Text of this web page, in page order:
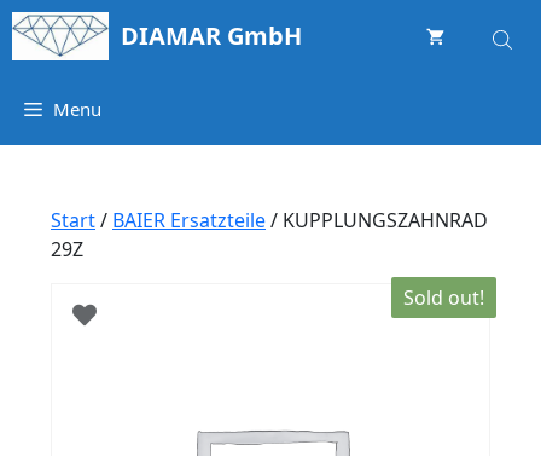
Springe
zum
DIAMAR GmbH
Menu
Start/ BAIER Ersatzteile/ KUPPLUNGSZAHNRAD
29Z
Sold out!